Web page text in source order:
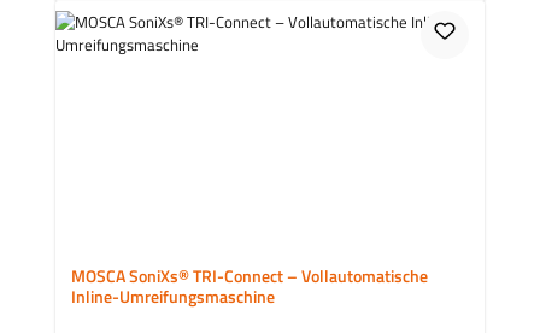
MOSCA SoniXs® TRI-Connect – Vollautomatische
Inline-Umreifungsmaschine